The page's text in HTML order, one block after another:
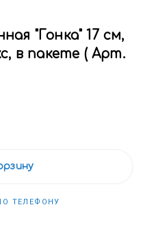
"Гонка" 17 см,
в пакете ( Арт.
ТЕЛЕФОНУ